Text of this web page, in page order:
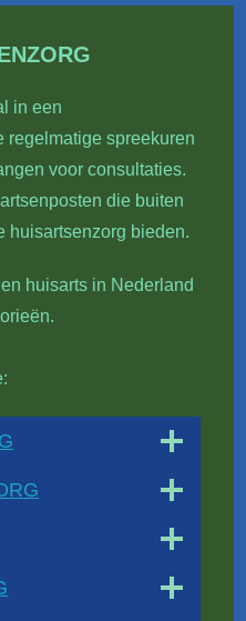
in een
regelmatige spreekuren
voor consultaties.
die buiten
huisartsenzorg bieden.
huisarts in Nederland